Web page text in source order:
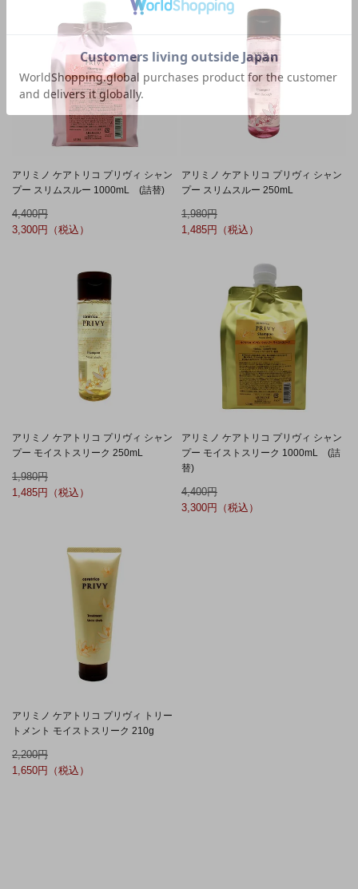
アリミノ ケアトリコ プリヴィ シャン
プー スリムスルー 1000mL (詰替)
4,400
3,300
アリミノ ケアトリコ プリヴィ シャン
プー スリムスルー 250mL
1,980
1,485
アリミノ ケアトリコ プリヴィ シャン
プー モイストスリーク 250mL
1,980
1,485
アリミノ ケアトリコ プリヴィ シャン
プー モイストスリーク 1000mL (詰
替)
4,400
3,300
アリミノ ケアトリコ プリヴィ トリー
トメント モイストスリーク 210g
2,200
1,650